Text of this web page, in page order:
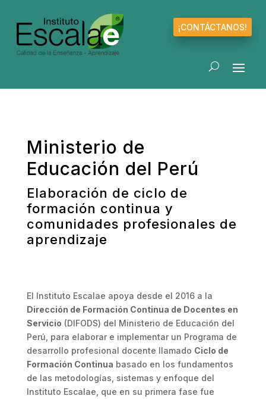
¡CONTÁCTANOS!
Ministerio de
Educación del Perú
Elaboración de ciclo de
formación continua y
comunidades profesionales de
aprendizaje
El Instituto Escalae apoya desde el 2016 a la
Dirección de Formación Continua de Docentes en
Servicio (DIFODS) del Ministerio de Educación del
Perú, para elaborar e implementar un Programa de
desarrollo profesional docente llamado Ciclo de
Formación Continua basado en los fundamentos
de las metodologías, sistemas y enfoque del
Instituto Escalae, que en su primera fase fue